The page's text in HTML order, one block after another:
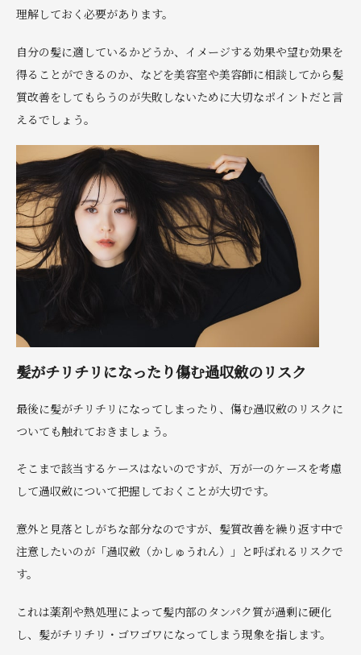
理解しておく必要があります。
自分の髪に適しているかどうか、イメージする効果や望む効果を
得ることができるのか、などを美容室や美容師に相談してから髪
質改善をしてもらうのが失敗しないために大切なポイントだと言
えるでしょう。
髪がチリチリになったり傷む過収斂のリスク
最後に髪がチリチリになってしまったり、傷む過収斂のリスクに
ついても触れておきましょう。
そこまで該当するケースはないのですが、万が一のケースを考慮
して過収斂について把握しておくことが大切です。
意外と見落としがちな部分なのですが、髪質改善を繰り返す中で
注意したいのが「過収斂（かしゅうれん）」と呼ばれるリスクで
す。
これは薬剤や熱処理によって髪内部のタンパク質が過剰に硬化
し、髪がチリチリ・ゴワゴワになってしまう現象を指します。